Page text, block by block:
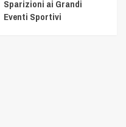
Sparizioni ai Grandi
Eventi Sportivi